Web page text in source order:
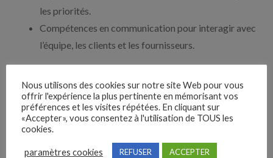
les priorités.
Compétences en communication pour interagir avec
l’équipe, les clients et les fournisseurs.
Formation pour devenir Chef
d’atelier mécanique poids
lourd
Nous utilisons des cookies sur notre site Web pour vous
offrir l'expérience la plus pertinente en mémorisant vos
préférences et les visites répétées. En cliquant sur
«Accepter», vous consentez à l'utilisation de TOUS les
cookies.
paramètres cookies REFUSER ACCEPTER